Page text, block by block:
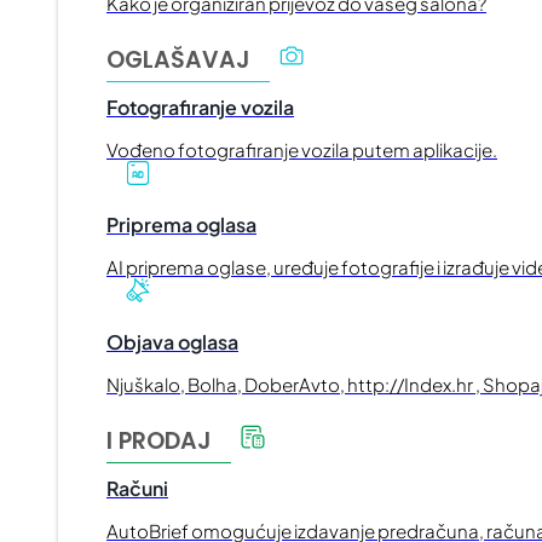
OGLAŠAVAJ
Fotografiranje vozila
Vođeno fotografiranje vozila putem aplikacije.
Priprema oglasa
AI priprema oglase, uređuje fotografije i izrađuje
Objava oglasa
Njuškalo, Bolha, DoberAvto, http://Index.hr ,
I PRODAJ
Računi
AutoBrief omogućuje izdavanje predračuna,